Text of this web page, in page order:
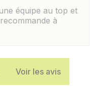
équipe au top et
à
Voir les avis